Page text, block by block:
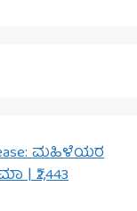
ಮಹಿಳೆಯರ
| ₹2,443